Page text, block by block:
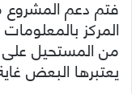
فتم دعم المشروع
المركز
من المستحيل على
يعتبرها البعض